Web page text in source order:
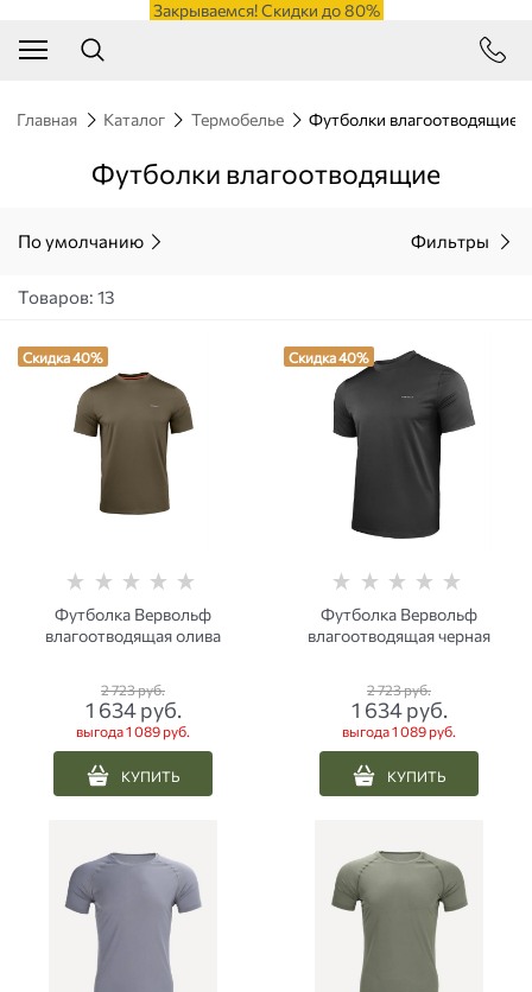
Закрываемся! Скидки до 80%
Главная Каталог Термобелье Футболки влагоотводящие
Футболки влагоотводящие
По умолчанию Фильтры
Товаров: 13
Скидка 40%
Футболка Вервольф
влагоотводящая олива
2 723 руб.
1 634 руб.
выгода1 089 руб.
КУПИТЬ
Скидка 40%
Футболка Вервольф
влагоотводящая черная
2 723 руб.
1 634 руб.
выгода1 089 руб.
КУПИТЬ